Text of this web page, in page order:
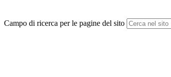
Campo di ricerca per le pagine del sito